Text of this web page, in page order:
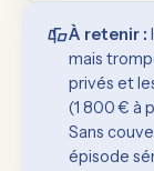
À retenir :
mais
privés et
(1 800 € à
Sans
épisode